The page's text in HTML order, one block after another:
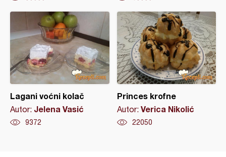
Lagani voćni kolač
Autor: Jelena Vasić
9372
Princes krofne
Autor: Verica Nikolić
22050